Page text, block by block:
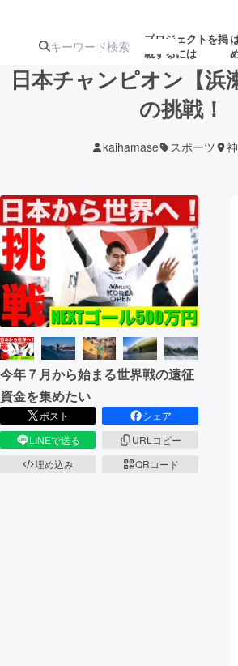
プロジェクトを掲
載するには
ターン
ジェクト
募集終
ロジェ
アート・写真
テクノロジー・ガジェット
映像・映画
ビジネス・起業
まちづくり・地域活性化
CAMPFIRE for Social Good
CAMPFIREふるさと納税
日本チャンピオン【浜
の挑戦！
kaihamase スポーツ
今年７月から始まる世界戦の遠征
資金を集めたい
ポスト
シェア
LINEで送る
URLコピー
埋め込み
QRコード